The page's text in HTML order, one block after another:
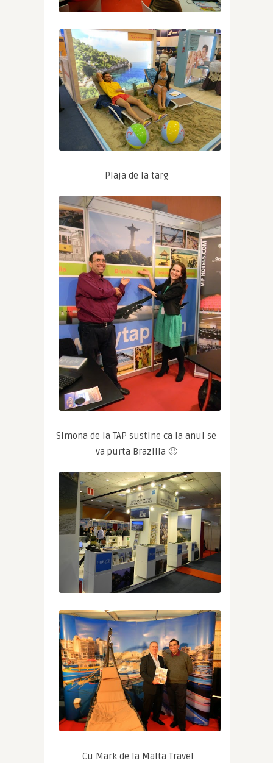
Plaja de la targ
Simona de la TAP sustine ca la anul se
va purta Brazilia 🙂
Cu Mark de la Malta Travel